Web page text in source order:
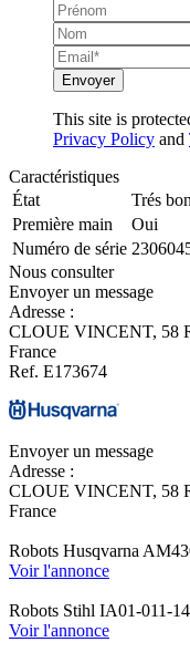
Envoyer
This site is
Privacy Policy and
Caractéristiques
État
Trés
Première main
Oui
Numéro de série
Nous consulter
Envoyer un message
Adresse :
CLOUE VINCENT, 58
France
Ref. E173674
Envoyer un message
Adresse :
CLOUE VINCENT, 58
France
Robots Husqvarna
Voir l'annonce
Robots Stihl IA01-011-
Voir l'annonce